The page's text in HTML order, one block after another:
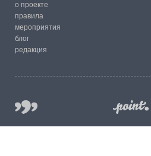
о проекте
правила
мероприятия
блог
редакция